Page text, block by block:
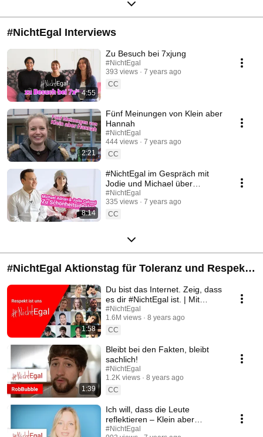
#NichtEgal Interviews
4:55
Zu Besuch bei 7xjung
#NichtEgal
393 views
7 years ago
CC
2:21
Fünf Meinungen von Klein aber
Hannah
#NichtEgal
444 views
7 years ago
CC
8:14
#NichtEgal im Gespräch mit
Jodie und Michael über
Schönheitsideale
#NichtEgal
335 views
7 years ago
CC
#NichtEgal Aktionstag für Toleranz und Respekt
im Netz
1:58
Du bist das Internet. Zeig, dass
es dir #NichtEgal ist. | Mit
vielen YouTube-Künstlern
#NichtEgal
1.6M views
8 years ago
CC
1:39
Bleibt bei den Fakten, bleibt
sachlich!
#NichtEgal
1.2K views
8 years ago
CC
Ich will, dass die Leute
reflektieren – Klein aber
Hannah
#NichtEgal